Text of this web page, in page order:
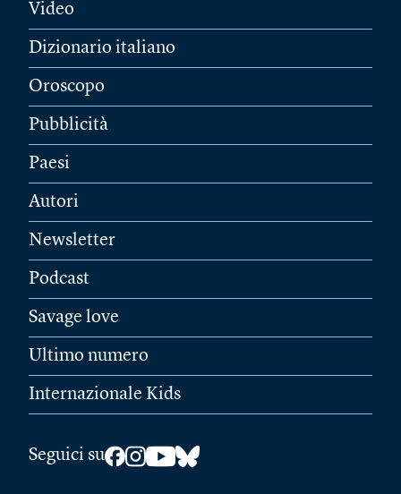
Video
Dizionario italiano
Oroscopo
Pubblicità
Paesi
Autori
Newsletter
Podcast
Savage love
Ultimo numero
Internazionale Kids
Seguici su